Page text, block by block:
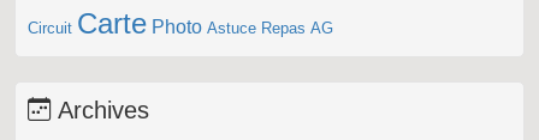
Circuit Carte Photo Astuce Repas AG
Archives